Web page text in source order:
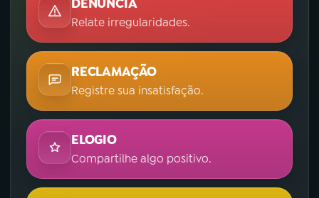
DENÚNCIA
Relate irregularidades.
RECLAMAÇÃO
Registre sua insatisfação.
ELOGIO
Compartilhe algo positivo.